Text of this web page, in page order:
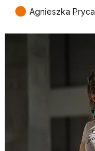
● Agnieszka